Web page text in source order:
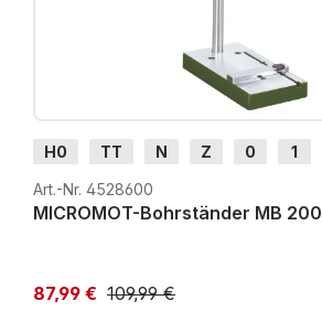
H0 TT N Z 0 1
H0e
Art.-Nr. 4528600
MICROMOT-Bohrständer MB 200
87,99 € 109,99 €